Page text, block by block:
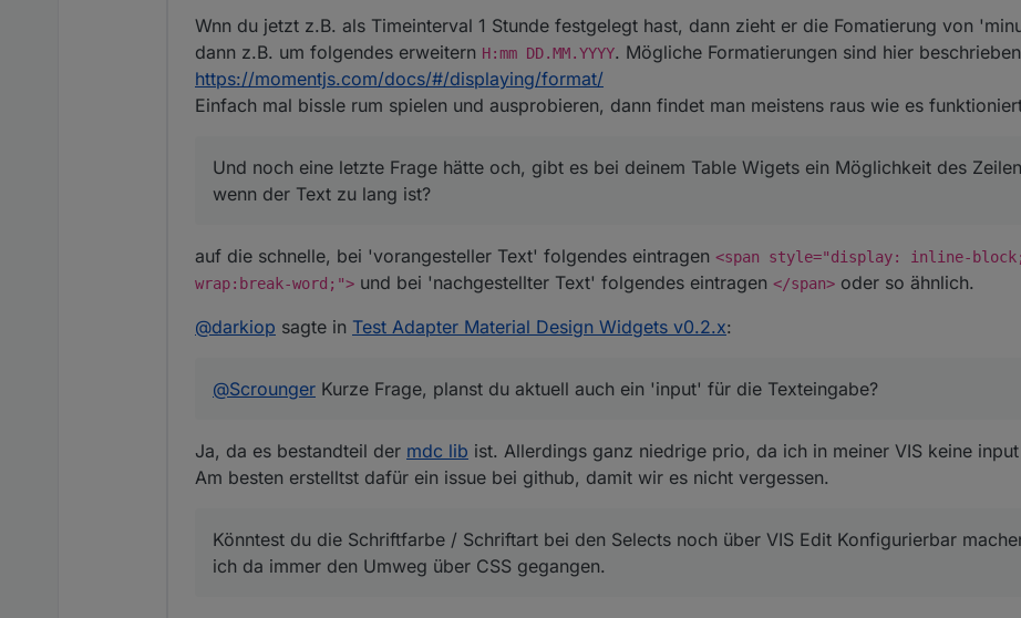
Ich habe leider auch keine Einstellung gefunden, wo ich die Schriftfarbe ändern kann.
Und noch eine letzte Frage hätte och, gibt es bei deinem Table Wigets ein Möglichkeit des Zeilenumbruchs,
lang ist?
Wnn du jetzt z.B. als Timeinterval 1 Stunde festgelegt hast, dann zieht er die Fomatierung von
dann z.B. um folgendes erweitern H:mm DD.MM.YYYY. Mögliche Formatierungen sind hier
https://momentjs.com/docs/#/displaying/format/
Einfach mal bissle rum spielen und ausprobieren, dann findet man meistens raus wie es
Und noch eine letzte Frage hätte och, gibt es bei deinem Table Wigets ein Möglichkeit des
wenn der Text zu lang ist?
auf die schnelle, bei 'vorangesteller Text' folgendes eintragen <span style="display: inline-
wrap:break-word;"> und bei 'nachgestellter Text' folgendes eintragen </span> oder so ähnlich.
@darkiop sagte in Test Adapter Material Design Widgets v0.2.x:
@Scrounger Kurze Frage, planst du aktuell auch ein 'input' für die Texteingabe?
Ja, da es bestandteil der mdc lib ist. Allerdings ganz niedrige prio, da ich in meiner VIS keine
Am besten erstelltst dafür ein issue bei github, damit wir es nicht vergessen.
Könntest du die Schriftfarbe / Schriftart bei den Selects noch über VIS Edit Konfigurierbar
ich da immer den Umweg über CSS gegangen.